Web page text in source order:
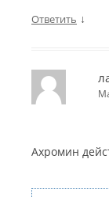
Ответить ↓
Ахромин